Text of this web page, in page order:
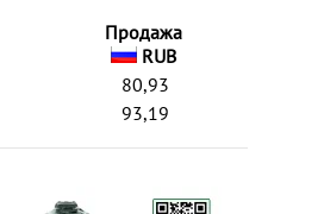
Продажа
RUB
80,93
93,19